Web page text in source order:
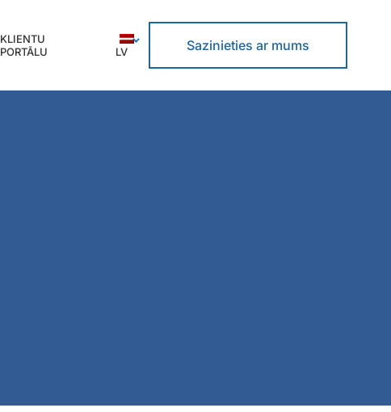
KLIENTU
PORTĀLU
LV Sazinieties ar mums